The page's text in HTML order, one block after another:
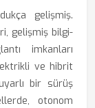
gelişmiş.
gelişmiş bilgi-
imkanları
ve hibrit
bir sürüş
otonom